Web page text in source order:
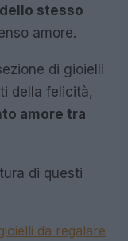
stesso
amore.
di gioielli
della felicità,
amore tra
di questi
da regalare